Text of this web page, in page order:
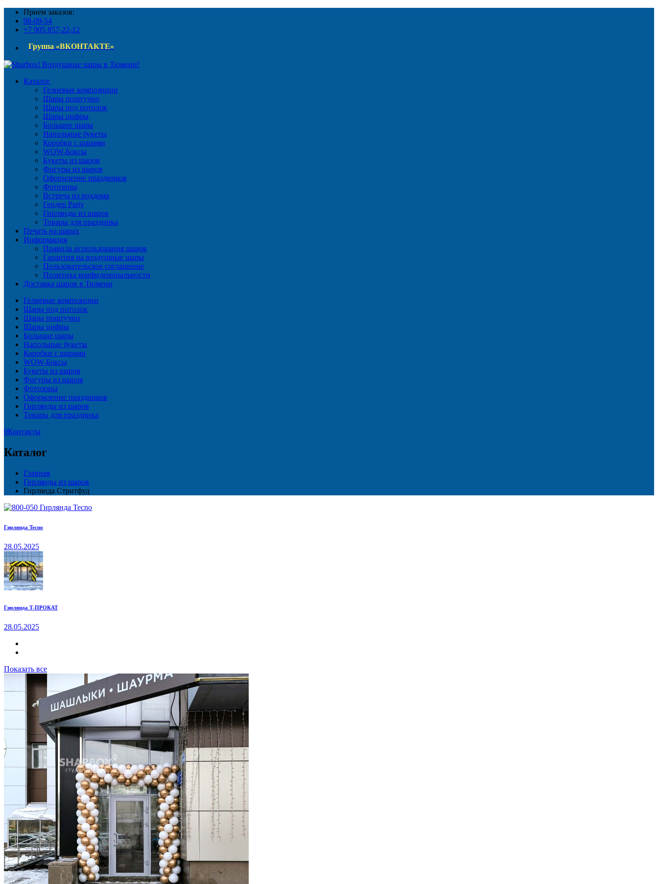
Прием заказов:
98-09-54
+7 905 857-22-12
Группа «ВКОНТАКТЕ»
Каталог
Гелиевые композиции
Шары поштучно
Шары под потолок
Шары цифры
Большие шары
Напольные букеты
Коробки с шарами
WOW-Боксы
Букеты из шаров
Фигуры из шаров
Оформление праздников
Фотозоны
Встреча из роддома
Гендер Party
Гирлянды из шаров
Товары для праздника
Печать на шарах
Информация
Правила использования шаров
Гарантия на воздушные шары
Пользовательское соглашение
Политика конфиденциальности
Доставка шаров в Тюмени
Гелиевые композиции
Шары под потолок
Шары поштучно
Шары цифры
Большие шары
Напольные букеты
Коробки с шарами
WOW-Боксы
Букеты из шаров
Фигуры из шаров
Фотозоны
Оформление праздников
Гирлянды из шаров
Товары для праздника
0Контакты
Каталог
Главная
Гирлянды из шаров
Гирлянда Стритфуд
Гирлянда Tecno
28.05.2025
Гирлянда Т-ПРОКАТ
28.05.2025
Показать все